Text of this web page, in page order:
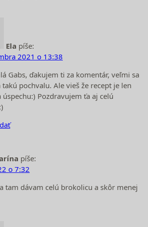
Ela píše:
2021 o 13:38
Gabs, ďakujem ti za komentár, veľmi sa
takú pochvalu. Ale vieš že recept je len
úspechu:) Pozdravujem ťa aj celú
píše:
o 7:32
tam dávam celú brokolicu a skôr menej